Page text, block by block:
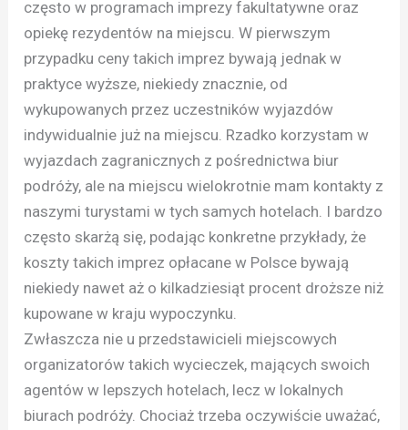
często w programach imprezy fakultatywne oraz
opiekę rezydentów na miejscu. W pierwszym
przypadku ceny takich imprez bywają jednak w
praktyce wyższe, niekiedy znacznie, od
wykupowanych przez uczestników wyjazdów
indywidualnie już na miejscu. Rzadko korzystam w
wyjazdach zagranicznych z pośrednictwa biur
podróży, ale na miejscu wielokrotnie mam kontakty z
naszymi turystami w tych samych hotelach. I bardzo
często skarżą się, podając konkretne przykłady, że
koszty takich imprez opłacane w Polsce bywają
niekiedy nawet aż o kilkadziesiąt procent droższe niż
kupowane w kraju wypoczynku.
Zwłaszcza nie u przedstawicieli miejscowych
organizatorów takich wycieczek, mających swoich
agentów w lepszych hotelach, lecz w lokalnych
biurach podróży. Chociaż trzeba oczywiście uważać,